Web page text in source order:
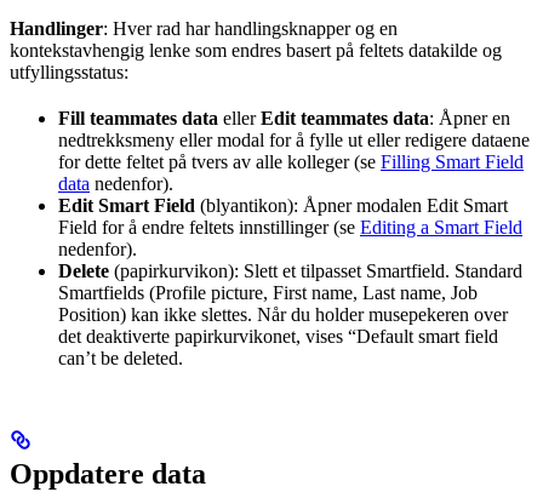
Handlinger: Hver rad har handlingsknapper og en
kontekstavhengig lenke som endres basert på feltets datakilde og
utfyllingsstatus:
Fill teammates data ellerEdit teammates data: Åpner en
nedtrekksmeny eller modal for å fylle ut eller redigere dataene
for dette feltet på tvers av alle kolleger (se Filling Smart Field
data nedenfor).
Edit Smart Field (blyantikon): Åpner modalen Edit Smart
Field for å endre feltets innstillinger (se Editing a Smart Field
nedenfor).
Delete (papirkurvikon): Slett et tilpasset Smartfield. Standard
Smartfields (Profile picture, First name, Last name, Job
Position) kan ikke slettes. Når du holder musepekeren over
det deaktiverte papirkurvikonet, vises “Default smart field
can’t be deleted.
Oppdatere data